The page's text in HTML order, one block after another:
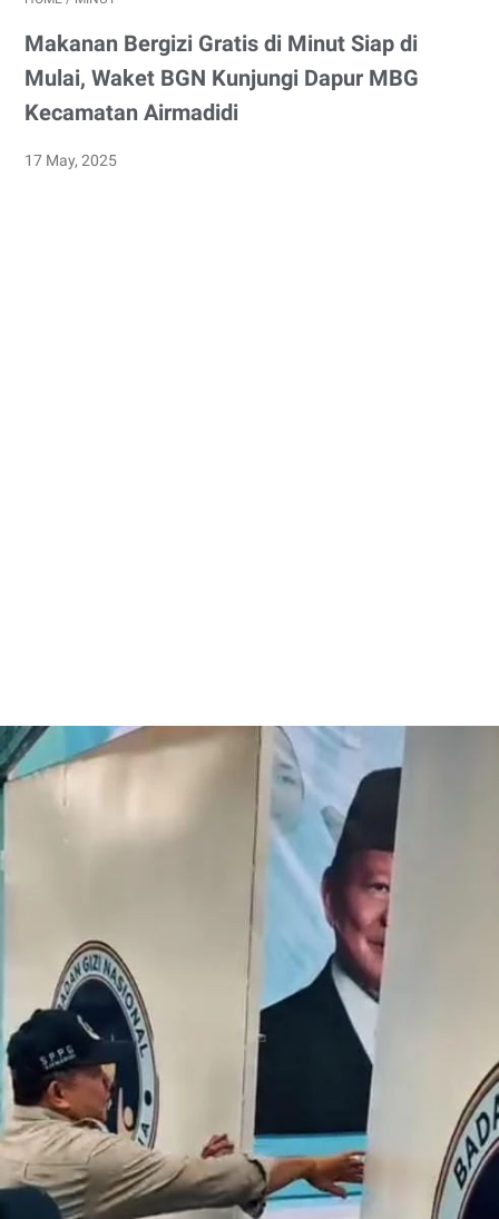
Makanan Bergizi Gratis di Minut Siap di
Mulai, Waket BGN Kunjungi Dapur MBG
Kecamatan Airmadidi
17 May, 2025